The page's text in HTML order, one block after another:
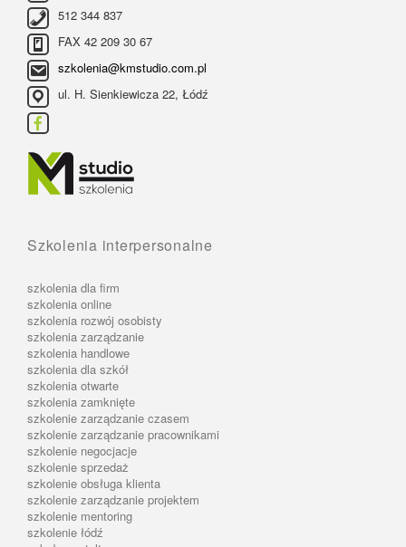
512 344 837
FAX 42 209 30 67
szkolenia@kmstudio.com.pl
ul. H. Sienkiewicza 22, Łódź
Szkolenia interpersonalne
szkolenia dla firm
szkolenia online
szkolenia rozwój osobisty
szkolenia zarządzanie
szkolenia handlowe
szkolenia dla szkół
szkolenia otwarte
szkolenia zamknięte
szkolenie zarządzanie czasem
szkolenie zarządzanie pracownikami
szkolenie negocjacje
szkolenie sprzedaż
szkolenie obsługa klienta
szkolenie zarządzanie projektem
szkolenie mentoring
szkolenie łódź